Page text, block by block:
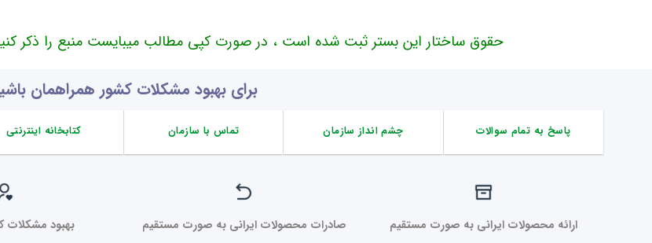
حقوق ساختار این بستر ثبت شده است ، در صورت کپی مطالب میبایست منبع را ذکر
برای بهبود مشکلات کشور همراهمان
پاسخ به تمام سوالات چشم انداز سازمان تماس با سازمان کتابخانه اینترنتی
ارائه محصولات ایرانی به صورت مستقیم صادرات محصولات ایرانی به صورت مستقیم بهبود مشکلات